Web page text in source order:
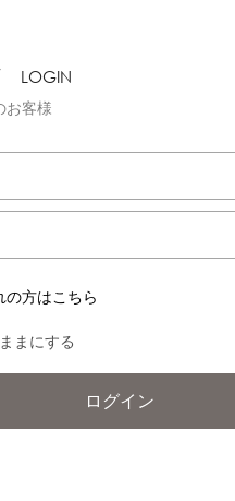
LOGIN
お客様
方はこちら
まにする
ログイン